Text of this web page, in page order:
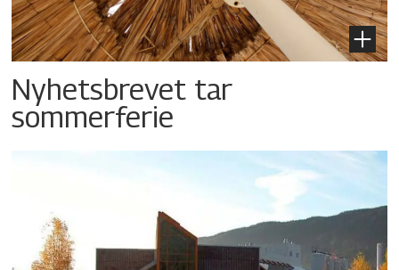
Nyhetsbrevet tar
sommerferie